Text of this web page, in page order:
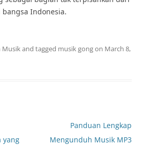
Indonesia.
Musikand tagged musik gongon March 8,
yang
Panduan Lengkap
Mengunduh Musik MP3